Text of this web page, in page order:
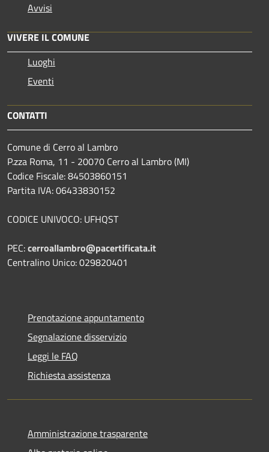
Avvisi
VIVERE IL COMUNE
Luoghi
Eventi
CONTATTI
Comune di Cerro al Lambro
P.zza Roma, 11 - 20070 Cerro al Lambro (MI)
Codice Fiscale: 84503860151
Partita IVA: 06433830152
CODICE UNIVOCO: UFHQST
PEC:cerroallambro@pacertificata.it
Centralino Unico: 029820401
Prenotazione appuntamento
Segnalazione disservizio
Leggi le FAQ
Richiesta assistenza
Amministrazione trasparente